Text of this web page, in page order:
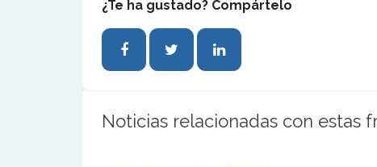
¿Te ha gustado? Compártelo
Noticias relacionadas con estas